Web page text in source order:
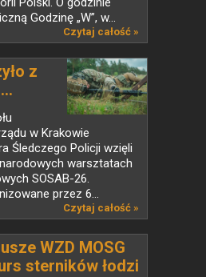
Godzinę „W”, w...
Czytaj całość »
z
w Krakowie
Śledczego Policji wzięli
warsztatach
SOSAB-26.
przez 6...
Czytaj całość »
WZD MOSG
sterników łodzi